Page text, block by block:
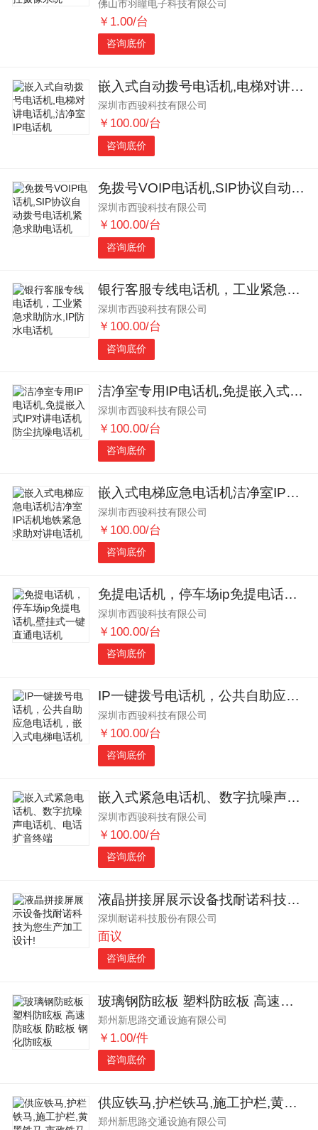
佛山市羽瞳电子科技有限公司
￥1.00/台
咨询底价
嵌入式自动拨号电话机,电梯对讲电话机,洁净室IP电话机
深圳市西骏科技有限公司
￥100.00/台
咨询底价
免拨号VOIP电话机,SIP协议自动拨号电话机紧急求助电话机
深圳市西骏科技有限公司
￥100.00/台
咨询底价
银行客服专线电话机，工业紧急求助防水,IP防水电话机
深圳市西骏科技有限公司
￥100.00/台
咨询底价
洁净室专用IP电话机,免提嵌入式IP对讲电话机防尘抗噪电话机
深圳市西骏科技有限公司
￥100.00/台
咨询底价
嵌入式电梯应急电话机洁净室IP话机地铁紧急求助对讲电话机
深圳市西骏科技有限公司
￥100.00/台
咨询底价
免提电话机，停车场ip免提电话机,壁挂式一键直通电话机
深圳市西骏科技有限公司
￥100.00/台
咨询底价
IP一键拨号电话机，公共自助应急电话机，嵌入式电梯电话机
深圳市西骏科技有限公司
￥100.00/台
咨询底价
嵌入式紧急电话机、数字抗噪声电话机、电话扩音终端
深圳市西骏科技有限公司
￥100.00/台
咨询底价
液晶拼接屏展示设备找耐诺科技为您生产加工设计!
深圳耐诺科技股份有限公司
面议
咨询底价
玻璃钢防眩板 塑料防眩板 高速防眩板 防眩板 钢化防眩板
郑州新思路交通设施有限公司
￥1.00/件
咨询底价
供应铁马,护栏铁马,施工护栏,黄黑铁马,市政铁马,
郑州新思路交通设施有限公司